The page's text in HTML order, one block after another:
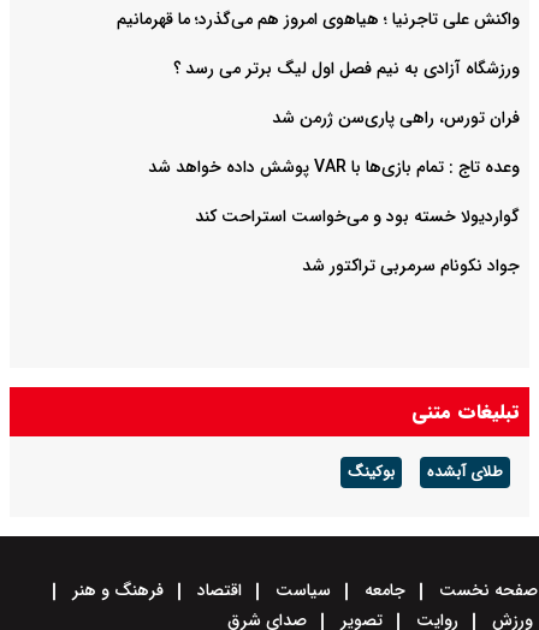
واکنش علی تاجرنیا ؛ هیاهوی امروز هم می‌گذرد؛ ما قهرمانیم
ورزشگاه آزادی به نیم فصل اول لیگ برتر می رسد ؟
فران تورس، راهی پاری‌سن ژرمن شد
وعده تاج : تمام بازی‌ها با VAR پوشش داده خواهد شد
گواردیولا خسته بود و می‌خواست استراحت کند
جواد نکونام سرمربی تراکتور شد
تبلیغات متنی
طلای آبشده بوکینگ
صفحه نخست جامعه سیاست اقتصاد
فرهنگ و هنر
ورزش
روایت تصویر صدای شرق